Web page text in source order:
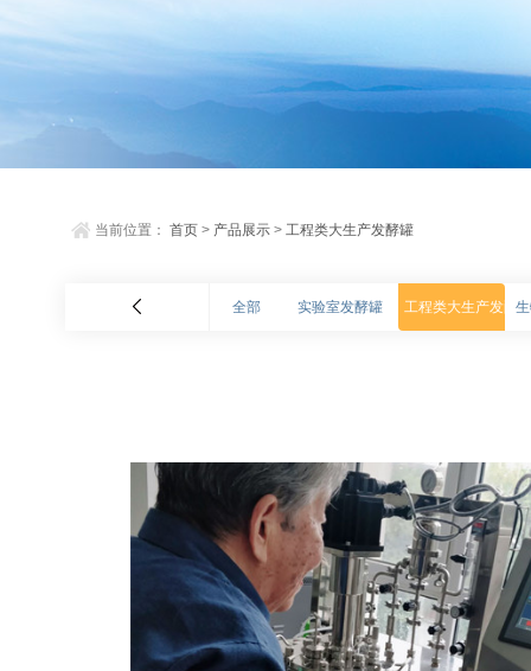
当前位置：首页 > 产品展示 >工程类大生产发酵罐
全部 实验室发酵罐 工程类大生产发酵